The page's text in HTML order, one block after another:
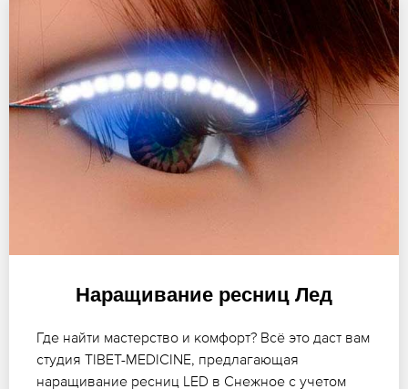
Наращивание ресниц Лед
Где найти мастерство и комфорт? Всё это даст вам
студия TIBET-MEDICINE, предлагающая
наращивание ресниц LED в Снежное с учетом